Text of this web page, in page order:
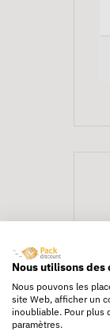
Nous utilisons des
Nous pouvons les
site Web, afficher un
inoubliable. Pour plus
paramètres.